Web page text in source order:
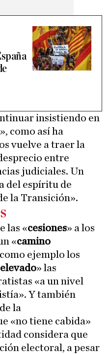
insistiendo en
», como así ha
vuelve a traer la
entre
judiciales. Un
del espíritu de
la Transición».
las «cesiones» a los
«camino
ejemplo los
elevado» las
«a un nivel
Y también
la
«no tiene cabida»
considera que
electoral, a pesar